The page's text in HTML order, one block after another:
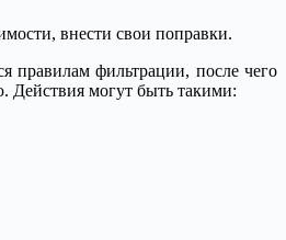
внести свои поправки.
правилам фильтрации, после чего
Действия могут быть такими: